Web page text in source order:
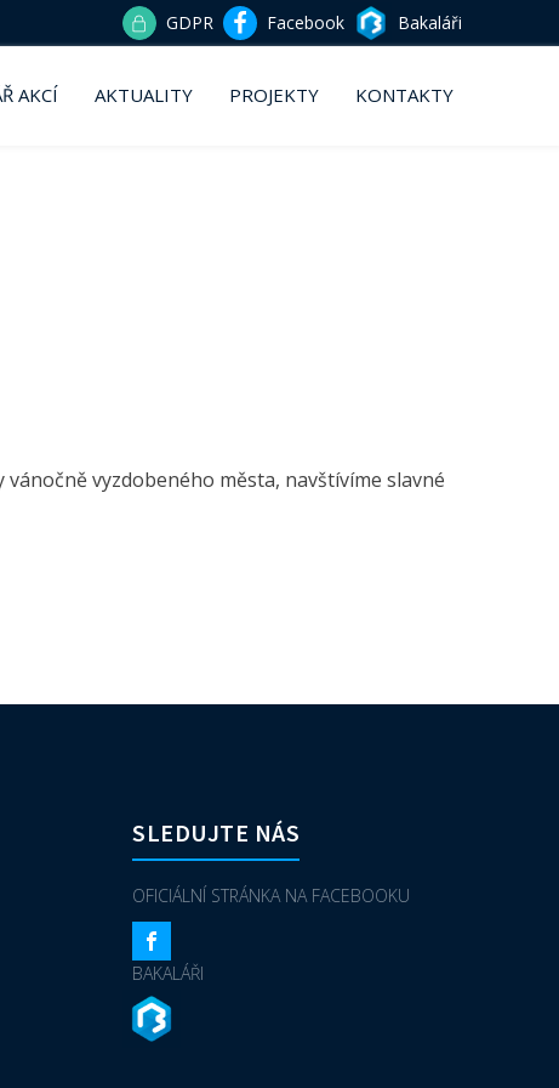
GDPR Facebook Bakaláři
AKCÍ AKTUALITY PROJEKTY KONTAKTY
vyzdobeného města, navštívíme slavné
SLEDUJTE NÁS
OFICIÁLNÍ STRÁNKA NA FACEBOOKU
BAKALÁŘI